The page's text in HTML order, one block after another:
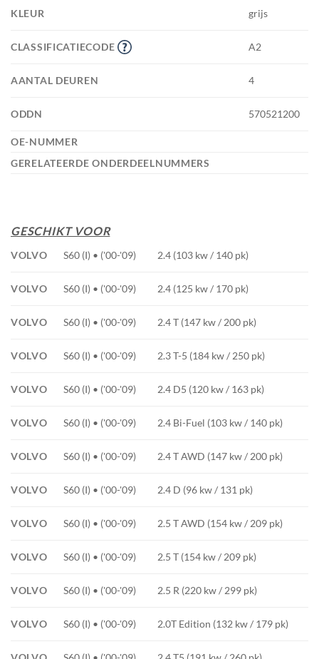
KLEUR grijs
CLASSIFICATIECODE A2
AANTAL DEUREN 4
ODDN 570521200
OE-NUMMER
GERELATEERDE ONDERDEELNUMMERS
GESCHIKT VOOR
VOLVO S60 (I) • ('00-'09) 2.4 (103 kw / 140 pk)
VOLVO S60 (I) • ('00-'09) 2.4 (125 kw / 170 pk)
VOLVO S60 (I) • ('00-'09) 2.4 T (147 kw / 200 pk)
VOLVO S60 (I) • ('00-'09) 2.3 T-5 (184 kw / 250 pk)
VOLVO S60 (I) • ('00-'09) 2.4 D5 (120 kw / 163 pk)
VOLVO S60 (I) • ('00-'09) 2.4 Bi-Fuel (103 kw / 140 pk)
VOLVO S60 (I) • ('00-'09) 2.4 T AWD (147 kw / 200 pk)
VOLVO S60 (I) • ('00-'09) 2.4 D (96 kw / 131 pk)
VOLVO S60 (I) • ('00-'09) 2.5 T AWD (154 kw / 209 pk)
VOLVO S60 (I) • ('00-'09) 2.5 T (154 kw / 209 pk)
VOLVO S60 (I) • ('00-'09) 2.5 R (220 kw / 299 pk)
VOLVO S60 (I) • ('00-'09) 2.0T Edition (132 kw / 179 pk)